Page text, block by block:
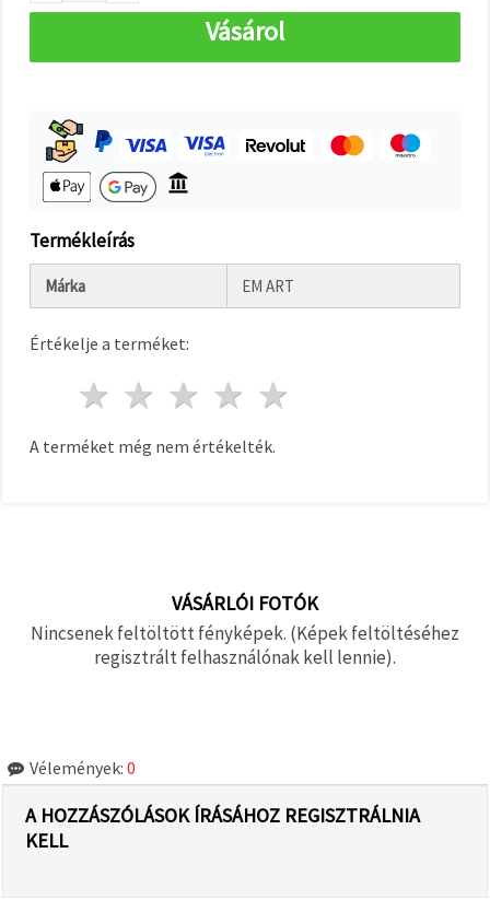
Fogadja
mindet
Vásárol
Termékleírás
Márka EM ART
Értékelje a terméket:
4 csillagok
3 csillagok
2 csillagok
1 csillag
A terméket még nem értékelték.
VÁSÁRLÓI FOTÓK
Nincsenek feltöltött fényképek. (Képek feltöltéséhez
regisztrált felhasználónak kell lennie).
Vélemények: 0
A HOZZÁSZÓLÁSOK ÍRÁSÁHOZ REGISZTRÁLNIA
KELL